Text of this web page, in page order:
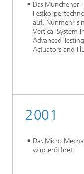
Das Münchener
auf. Nunmehr
Vertical System
Advanced
Actuators and
2001
Das Micro
wird eröffnet